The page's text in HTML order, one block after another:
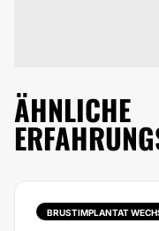
ÄHNLICHE
BRUSTIMPLANTAT